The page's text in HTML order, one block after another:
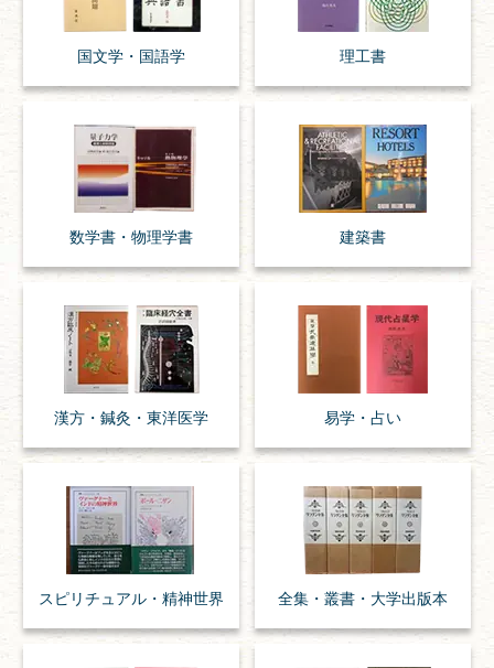
国文学・ 国語学 理工書
数学書・ 物理学書 建築書
漢方・ 鍼灸・ 東洋医学 易学・ 占い
スピリチュアル・ 精神世界 全集・ 叢書・ 大学出版本